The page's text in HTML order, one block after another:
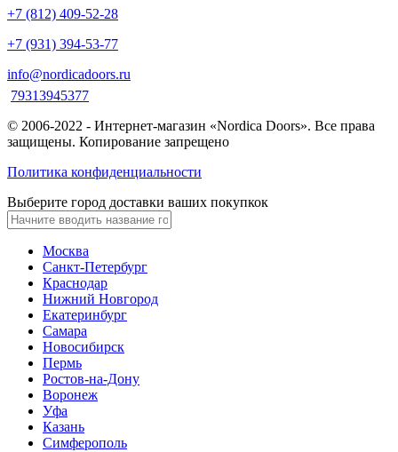
+7 (812) 409-52-28
+7 (931) 394-53-77
info@nordicadoors.ru
79313945377
© 2006-2022 - Интернет-магазин «Nordica Doors». Все права
защищены. Копирование запрещено
Политика конфиденциальности
Выберите город доставки ваших покупкок
Москва
Санкт-Петербург
Краснодар
Нижний Новгород
Екатеринбург
Самара
Новосибирск
Пермь
Ростов-на-Дону
Воронеж
Уфа
Казань
Симферополь